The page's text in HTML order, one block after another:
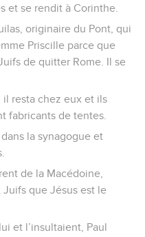
et se rendit à Corinthe.
originaire du Pont, qui
Priscille parce que
de quitter Rome. Il se
resta chez eux et ils
fabricants de tentes.
la synagogue et
de la Macédoine,
Juifs que Jésus est le
et l’insultaient, Paul